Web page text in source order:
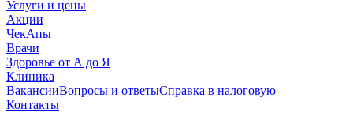
Услуги и цены
Акции
ЧекАпы
Врачи
Здоровье от А до Я
Клиника
ВакансииВопросы и ответыСправка в налоговую
Контакты